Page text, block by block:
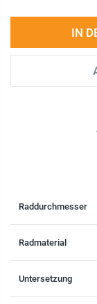
IN
Raddurchmesser
Radmaterial
Untersetzung